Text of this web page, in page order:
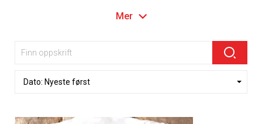
Mer